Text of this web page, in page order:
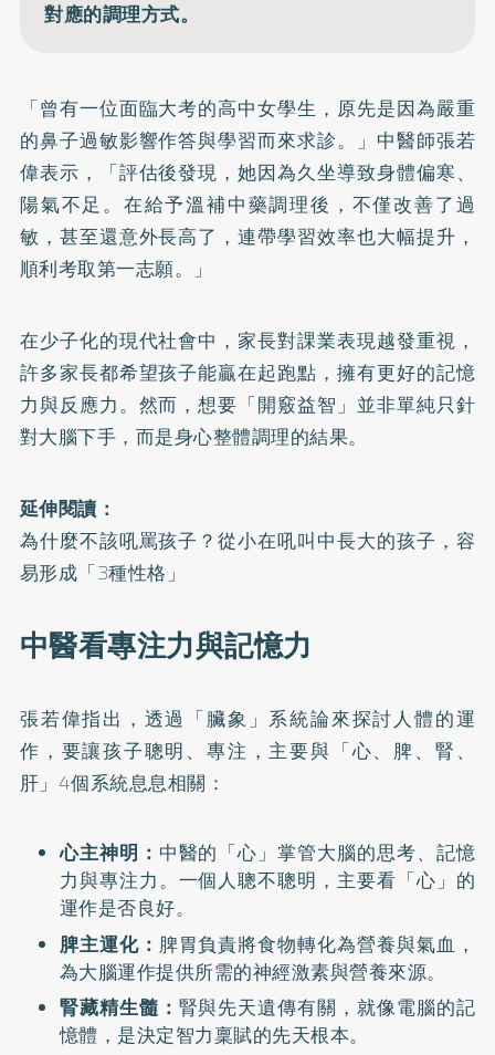
對應的調理方式。
「曾有一位面臨大考的高中女學生，原先是因為嚴重
的鼻子過敏影響作答與學習而來求診。」中醫師張若
偉表示，「評估後發現，她因為久坐導致身體偏寒、
陽氣不足。在給予溫補中藥調理後，不僅改善了過
敏，甚至還意外長高了，連帶學習效率也大幅提升，
順利考取第一志願。」
在少子化的現代社會中，家長對課業表現越發重視，
許多家長都希望孩子能贏在起跑點，擁有更好的記憶
力與反應力。然而，想要「開竅益智」並非單純只針
對大腦下手，而是身心整體調理的結果。
延伸閱讀：
為什麼不該吼罵孩子？從小在吼叫中長大的孩子，容
易形成「3種性格」
中醫看專注力與記憶力
張若偉指出，透過「臟象」系統論來探討人體的運
作，要讓孩子聰明、專注，主要與「心、脾、腎、
肝」4個系統息息相關：
心主神明： 中醫的「心」掌管大腦的思考、記憶
力與專注力。一個人聰不聰明，主要看「心」的
運作是否良好。
脾主運化： 脾胃負責將食物轉化為營養與氣血，
為大腦運作提供所需的神經激素與營養來源。
腎藏精生髓： 腎與先天遺傳有關，就像電腦的記
憶體，是決定智力稟賦的先天根本。